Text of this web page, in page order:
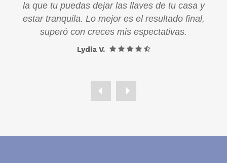
la que tu puedas dejar las llaves de tu casa y
estar tranquila. Lo mejor es el resultado final,
superó con creces mis espectativas.
Lydia V.